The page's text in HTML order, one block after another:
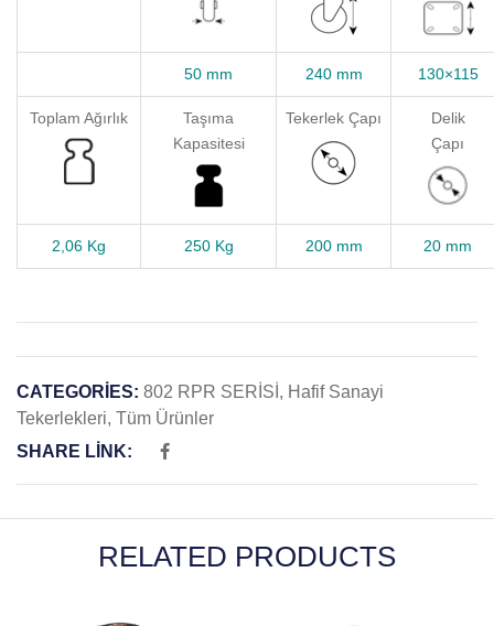
50 mm 240 mm 130×115
Toplam Ağırlık
Taşıma
Kapasitesi
Tekerlek Çapı
Delik
Çapı
2,06 Kg 250 Kg 200 mm 20 mm
CATEGORIES: 802 RPR SERİSİ , Hafif Sanayi
Tekerlekleri, Tüm Ürünler
SHARE LINK:
RELATED PRODUCTS